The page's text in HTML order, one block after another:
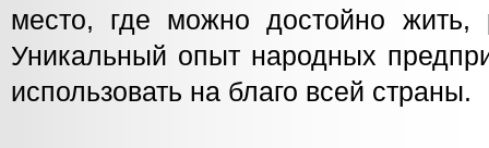
место, где можно достойно жить,
Уникальный опыт народных
использовать на благо всей страны.